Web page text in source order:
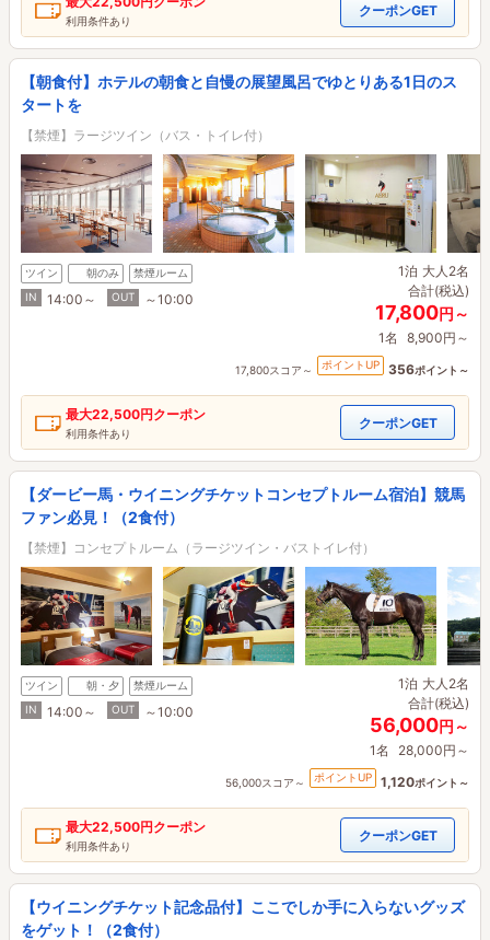
利用条件あり
クーポンGET
【朝食付】ホテルの朝食と自慢の展望風呂でゆとりある1日のス
タートを
【禁煙】ラージツイン（バス・トイレ付）
ツイン 朝のみ
禁煙ルーム
IN
14:00～ OUT ～10:00
1泊 大人2名
合計(税込)
17,800円～
1名 8,900円～
17,800スコア～ ポイントUP 356ポイント～
最大22,500円クーポン
利用条件あり
クーポンGET
【ダービー馬・ウイニングチケットコンセプトルーム宿泊】競馬
ファン必見！（2食付）
【禁煙】コンセプトルーム（ラージツイン・バストイレ付）
ツイン 朝・夕
禁煙ルーム
IN
14:00～ OUT ～10:00
1泊 大人2名
合計(税込)
56,000円～
1名 28,000円～
56,000スコア～ ポイントUP 1,120ポイント～
最大22,500円クーポン
利用条件あり
クーポンGET
【ウイニングチケット記念品付】ここでしか手に入らないグッズ
をゲット！（2食付）